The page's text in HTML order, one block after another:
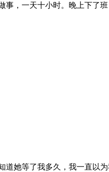
，一天十小时。晚上下了
她等了我多久，我一直以